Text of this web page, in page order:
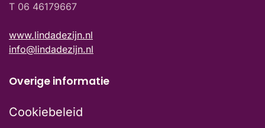
T 06 46179667
www.lindadezijn.nl
info@lindadezijn.nl
Overige informatie
Cookiebeleid